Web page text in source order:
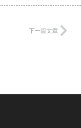
下一篇文章